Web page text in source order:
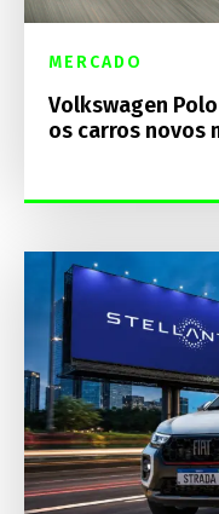
MERCADO
Volkswagen
os carros novos